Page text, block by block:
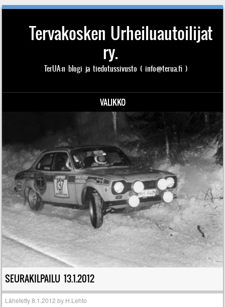
Tervakosken Urheiluautoilijat
ry.
TerUA:n blogi ja tiedotussivusto ( info@terua.fi )
VALIKKO
SEURAKILPAILU 13.1.2012
Lähetetty8.1.2012 by H.Lehto